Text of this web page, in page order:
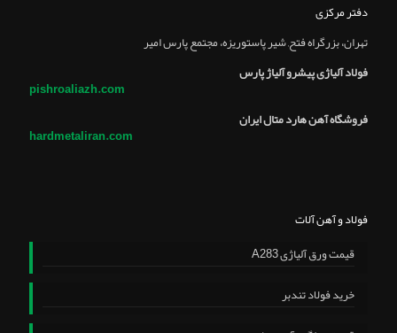
دفتر مرکزی
تهران، بزرگراه فتح, شير پاستوريزه، مجتمع پارس امير
فولاد آلیاژی پیشرو آلیاژ پارس
pishroaliazh.com
فروشگاه آهن هارد متال ایران
hardmetaliran.com
فولاد و آهن آلات
قیمت ورق آلیاژی A283
خرید فولاد تندبر